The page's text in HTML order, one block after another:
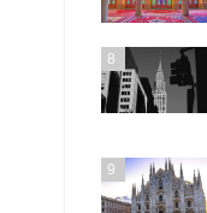
8
9